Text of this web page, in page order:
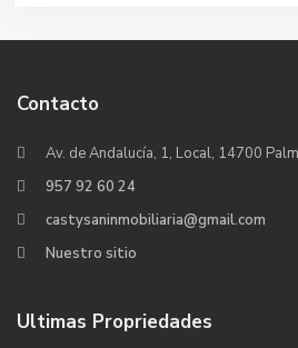
Contacto
Av. de Andalucía, 1, Local, 14700
957 92 60 24
castysaninmobiliaria@gmail.com
Nuestro sitio
Ultimas Propriedades